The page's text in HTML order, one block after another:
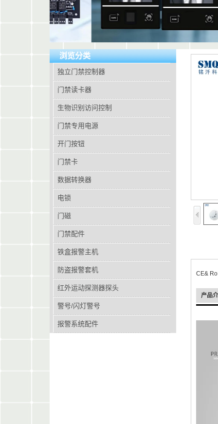
浏览分类
独立门禁控制器
门禁读卡器
生物识别访问控制
门禁专用电源
开门按钮
门禁卡
数据转换器
电锁
门磁
门禁配件
铁盒报警主机
防盗报警套机
红外运动探测器探头
警号/闪灯警号
报警系统配件
CE&
产品